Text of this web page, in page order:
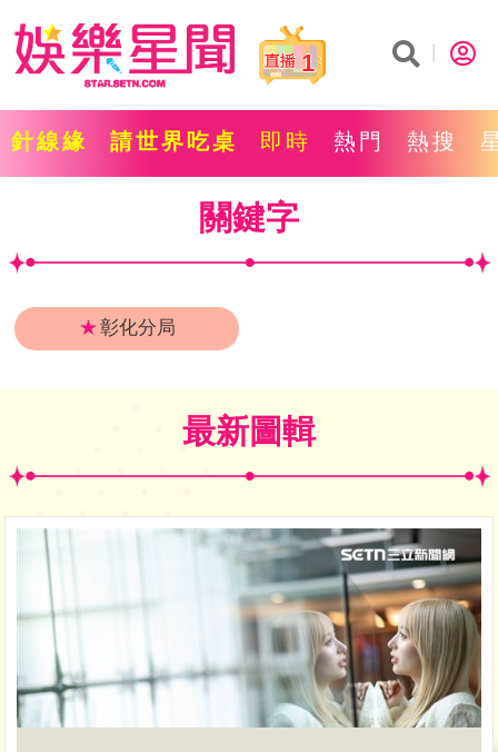
1
針線緣 請世界吃桌 即時 熱門 熱搜
關鍵字
★彰化分局
最新圖輯